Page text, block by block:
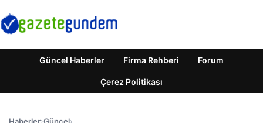
Güncel Haberler Firma Rehberi Forum
Çerez Politikası